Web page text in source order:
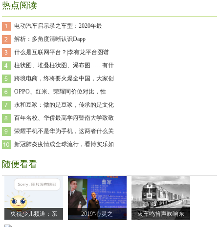
热点阅读
电动汽车启示录之车型：2020年最
解析：多角度清晰认识Dapp
什么是互联网平台？|李有龙平台图谱
柱状图、堆叠柱状图、瀑布图……有什
跨境电商，终将要火爆全中国，大家创
OPPO、红米、荣耀同价位对比，性
永和豆浆：做的是豆浆，传承的是文化
百年名校、华侨最高学府暨南大学致敬
荣耀手机不是华为手机，这两者什么关
新冠肺炎疫情成全球流行，看博实乐如
随便看看
央视少儿频道：亲 2019“心灵之 火车鸣笛声吹响东